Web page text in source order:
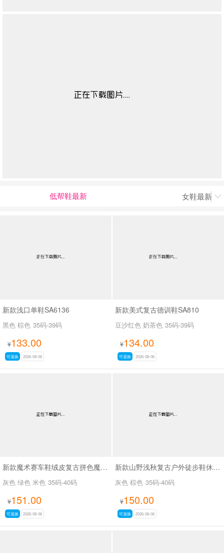
低帮鞋最新 女鞋最新上

新款浅口单鞋SA6136
黑色 棕色 35码-39码
¥133.00
可退换 2026-08-06
新款美式复古德训鞋SA810
豆沙红色 奶茶色 35码-39码
¥134.00
可退换 2026-08-06
新款魔术赛车鞋绒皮复古拼色魔术贴德训休闲鞋SA8040
灰色 绿色 米色 35码-40码
¥151.00
可退换 2026-08-06
新款山野浅秋复古户外徒步鞋休闲鞋SA37028
灰色 棕色 35码-40码
¥150.00
可退换 2026-08-06